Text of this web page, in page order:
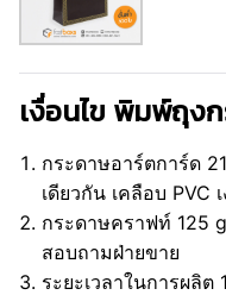
เงื่อนไข พิมพ์ถุง
กระดาษอาร์ตการ์ด
เดียวกัน เคลือบ PVC
กระดาษคราฟท์ 125
สอบถามฝ่ายขาย
ระยะเวลาในการผลิ